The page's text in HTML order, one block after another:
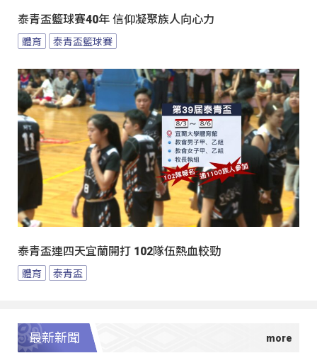
泰青盃籃球賽40年 信仰凝聚族人向心力
體育 泰青盃籃球賽
泰青盃連四天宜蘭開打 102隊伍熱血較勁
體育 泰青盃
最新新聞